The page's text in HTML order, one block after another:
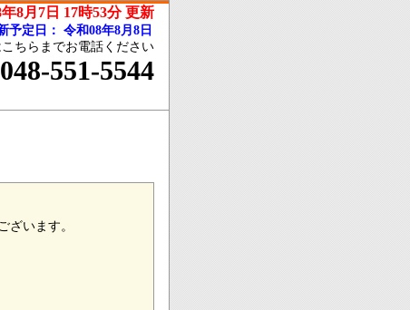
8月7日 17時53分 更新
予定日： 令和08年8月8日
ちらまでお電話ください
048-551-5544
ざいます。